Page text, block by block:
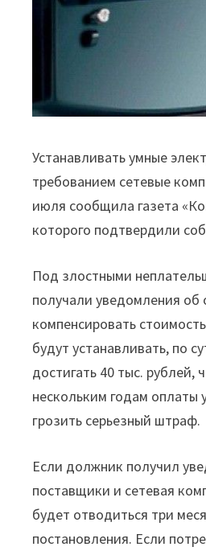
Устанавливать умные
требованием сетевые
июля сообщила газета
которого подтвердили
Под злостными
получали уведомления об
компенсировать
будут устанавливать, по
достигать 40 тыс. рублей,
нескольким годам оплаты
грозить серьезный штраф.
Если должник получил
поставщики и сетевая
будет отводиться три
постановления. Если